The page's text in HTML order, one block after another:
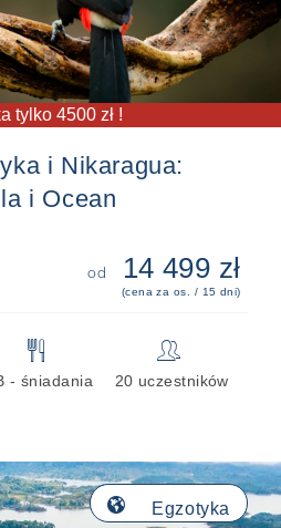
tylko 4500 zł !
i Nikaragua:
i Ocean
od 14 499 zł
(cena za os. / 15 dni)
🍴
- śniadania
👥
20 uczestników
Egzotyka
🌎